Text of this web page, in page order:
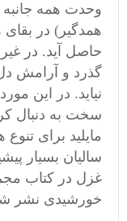
وحدت همه
همدگیر) در
حاصل آید. در
گذرد و آرامش
نیاید. در این
سخت به دنبال
مایلید برای
سالیان بسیار
خورشیدی نشر